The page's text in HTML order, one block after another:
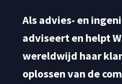
Als advies- en
adviseert en helpt
wereldwijd haar
oplossen van de